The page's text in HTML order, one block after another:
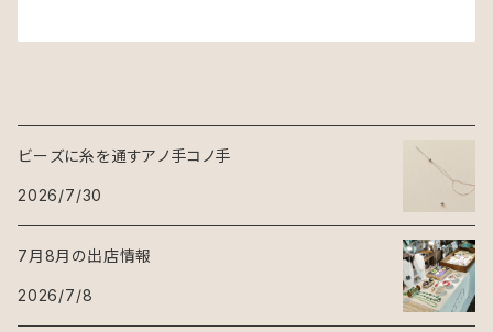
ビーズに糸を通すアノ手コノ手
2026/7/30
7月8月の出店情報
2026/7/8